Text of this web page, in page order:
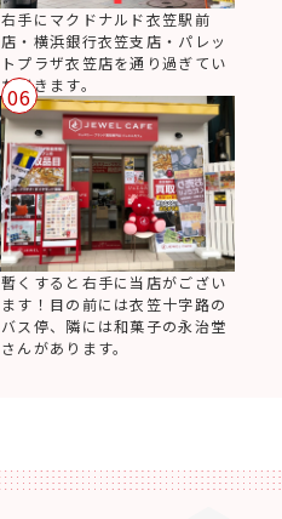
右手にマクドナルド衣笠駅前
店・横浜銀行衣笠支店・パレッ
トプラザ衣笠店を通り過ぎてい
ただきます。
06
暫くすると右手に当店がござい
ます！目の前には衣笠十字路の
バス停、隣には和菓子の永治堂
さんがあります。